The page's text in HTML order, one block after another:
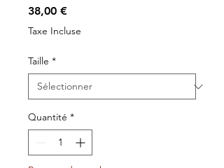
38,00 €Prix
Taxe Incluse
Taille *
Quantité *